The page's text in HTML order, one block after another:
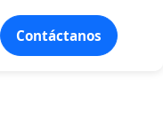
Contáctanos